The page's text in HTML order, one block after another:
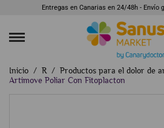
Entregas en Canarias en 24/48h - Envío
Inicio R
Productos para el dolor de
Artimove Poliar Con Fitoplacton